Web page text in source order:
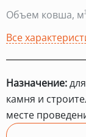
Объем ковша,
Все
Назначение:
камня и
месте